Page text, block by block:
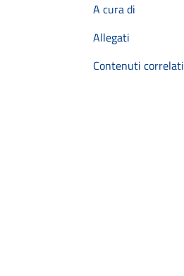
A cura di
Allegati
Contenuti correlati